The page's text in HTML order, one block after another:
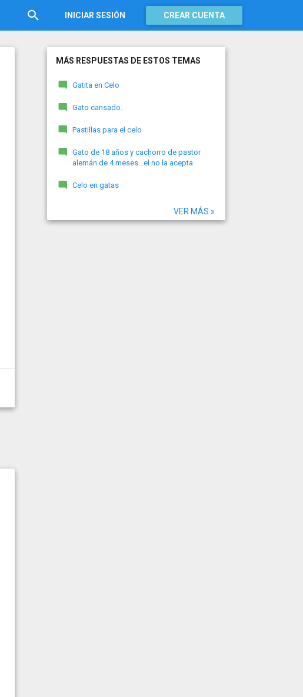
INICIAR SESIÓN CREAR CUENTA
MÁS RESPUESTAS DE ESTOS TEMAS
Gatita en Celo
Gato cansado.
Pastillas para el celo
Gato de 18 años y cachorro de pastor
alemán de 4 meses...el no la acepta
Celo en gatas
VER MÁS »